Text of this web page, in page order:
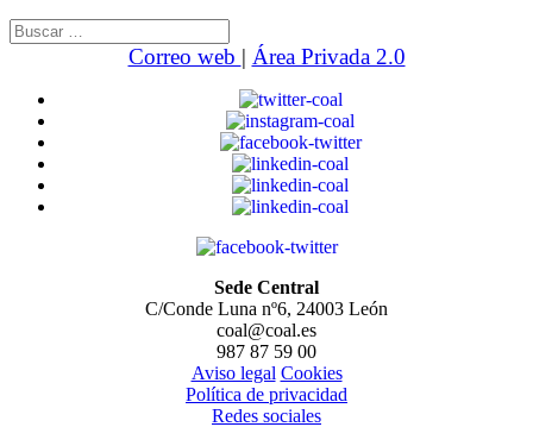
Buscar:
Correo web | Área Privada 2.0
Sede Central
C/Conde Luna nº6, 24003 León
coal@coal.es
987 87 59 00
Aviso legal Cookies
Política de privacidad
Redes sociales